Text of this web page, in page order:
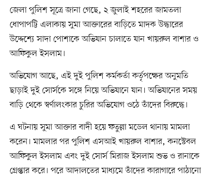
জেলা পুলিশ সূত্রে জানা গেছে, ২ জুলাই শহরের জামতলা
ধোপাপট্টি এলাকায় সুমা আক্তারের বাড়িতে মাদক উদ্ধারের
উদ্দেশ্যে সাদা পোশাকে অভিযান চালাতে যান খায়রুল বাশার ও
আফিকুল ইসলাম।
অভিযোগ আছে, এই দুই পুলিশ কর্মকর্তা কর্তৃপক্ষের অনুমতি
ছাড়াই দুই সোর্সকে সঙ্গে নিয়ে অভিযানে যান। অভিযানের সময়
বাড়ি থেকে স্বর্ণালংকার চুরির অভিযোগ ওঠে তাঁদের বিরুদ্ধে।
এ ঘটনায় সুমা আক্তার বাদী হয়ে ফতুল্লা মডেল থানায় মামলা
করেন। মামলার পর পুলিশ এসআই খায়রুল বাশার, কনস্টেবল
আফিকুল ইসলাম এবং দুই সোর্স মিরাজ ইসলাম শুভ ও রানাকে
গ্রেপ্তার করে। পরে আদালতের মাধ্যমে তাঁদের কারাগারে পাঠানো